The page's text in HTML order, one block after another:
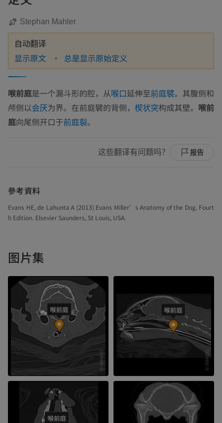
Stephan Mahler
自动翻译
显示原文 总是显示原始定义
喉前庭是一个漏斗形的腔，从喉口延伸至前庭襞。其腹侧和
颅侧以会厌为界。在前庭襞的背侧， 楔状突构成其壁。 喉前
庭向尾侧开口于前庭裂。
这些翻译有问题吗？ 报告
參考資料
Evans HE, de Lahunta A (2013) Evans Miller’s Anatomy of the Dog. Fourt
h Edition. Elsevier Saunders, St Louis, USA.
图片集